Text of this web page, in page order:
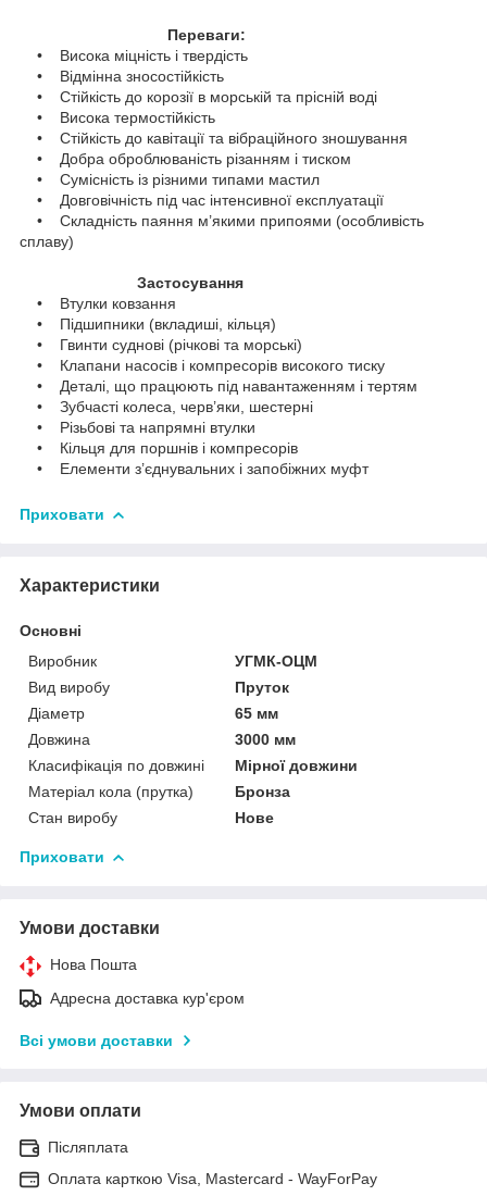
Переваги:
• Висока міцність і твердість
• Відмінна зносостійкість
• Стійкість до корозії в морській та прісній воді
• Висока термостійкість
• Стійкість до кавітації та вібраційного зношування
• Добра оброблюваність різанням і тиском
• Сумісність із різними типами мастил
• Довговічність під час інтенсивної експлуатації
• Складність паяння м’якими припоями (особливість
сплаву)
Застосування
• Втулки ковзання
• Підшипники (вкладиші, кільця)
• Гвинти суднові (річкові та морські)
• Клапани насосів і компресорів високого тиску
• Деталі, що працюють під навантаженням і тертям
• Зубчасті колеса, черв’яки, шестерні
• Різьбові та напрямні втулки
• Кільця для поршнів і компресорів
• Елементи з’єднувальних і запобіжних муфт
Приховати
Характеристики
Основні
Виробник
УГМК-ОЦМ
Вид виробу
Пруток
Діаметр
65 мм
Довжина
3000 мм
Класифікація по довжині
Мірної довжини
Матеріал кола (прутка)
Бронза
Стан виробу
Нове
Приховати
Умови доставки
Нова Пошта
Адресна доставка кур'єром
Всі умови доставки
Умови оплати
Післяплата
Оплата карткою Visa, Mastercard - WayForPay